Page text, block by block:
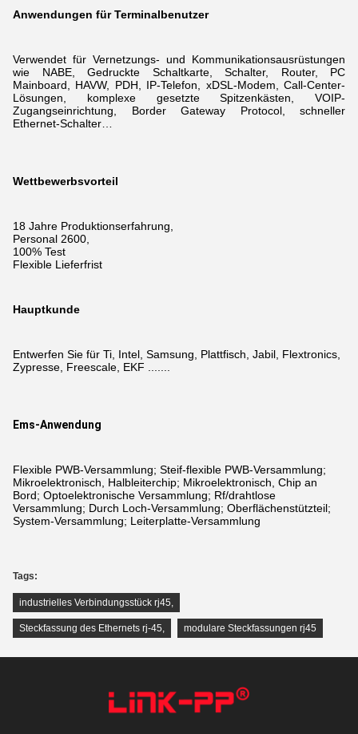
Anwendungen für Terminalbenutzer
Verwendet für Vernetzungs- und Kommunikationsausrüstungen
wie NABE, Gedruckte Schaltkarte, Schalter, Router, PC
Mainboard, HAVW, PDH, IP-Telefon, xDSL-Modem,
Call-Center-
Lösungen, komplexe gesetzte Spitzenkästen, VOIP-
Zugangseinrichtung, Border Gateway Protocol, schneller
Ethernet-Schalter…
Wettbewerbsvorteil
18 Jahre Produktionserfahrung,
Personal 2600,
100% Test
Flexible Lieferfrist
Hauptkunde
Entwerfen Sie für Ti, Intel, Samsung, Plattfisch, Jabil, Flextronics,
Zypresse, Freescale, EKF .......
Ems-Anwendung
Flexible PWB-Versammlung; Steif-flexible PWB-Versammlung;
Mikroelektronisch, Halbleiterchip; Mikroelektronisch, Chip an
Bord; Optoelektronische Versammlung; Rf/drahtlose
Versammlung; Durch Loch-Versammlung; Oberflächenstützteil;
System-Versammlung; Leiterplatte-Versammlung
Tags:
industrielles Verbindungsstück rj45,
Steckfassung des Ethernets rj-45, modulare Steckfassungen rj45